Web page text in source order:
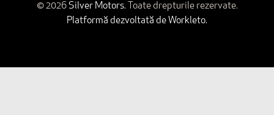
© 2026Silver Motors.Toate drepturile rezervate.
Platformă dezvoltată de Workleto.